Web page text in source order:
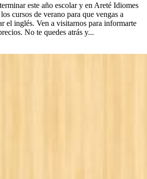
este año escolar y en Areté Idiomes
cursos de verano para que vengas a
el inglés. Ven a visitarnos para informarte
No te quedes atrás y...